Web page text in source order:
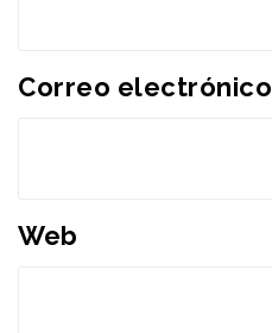
Correo electrónico
Web